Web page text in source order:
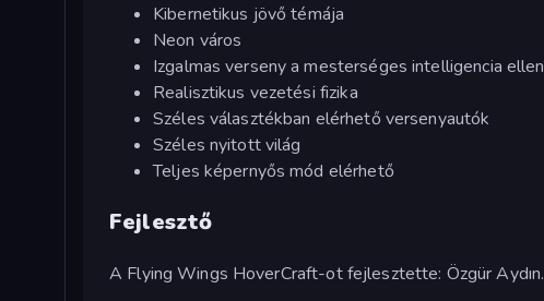
Kibernetikus jövő témája
Neon város
Izgalmas verseny a mesterséges intelligencia ellen
Realisztikus vezetési fizika
Széles választékban elérhető versenyautók
Széles nyitott világ
Teljes képernyős mód elérhető
Fejlesztő
A Flying Wings HoverCraft-ot fejlesztette: Özgür Aydın.